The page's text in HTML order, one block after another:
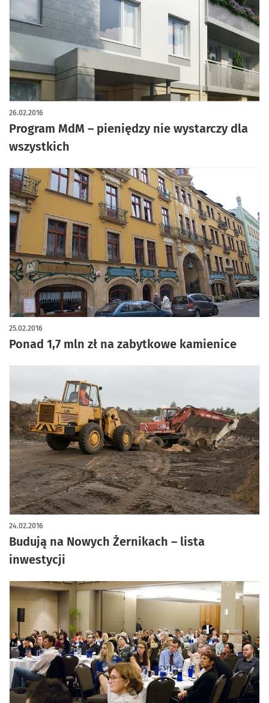
Program MdM – pieniędzy nie wystarczy dla
wszystkich
26.02.2016
Ponad 1,7 mln zł na zabytkowe kamienice
25.02.2016
Budują na Nowych Żernikach – lista
inwestycji
24.02.2016